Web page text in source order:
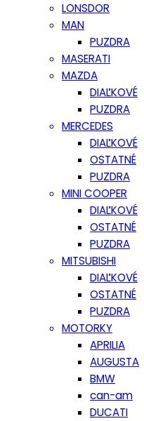
LONSDOR
MAN
PUZDRA
MASERATI
MAZDA
DIAĽKOVÉ
PUZDRA
MERCEDES
DIAĽKOVÉ
OSTATNÉ
PUZDRA
MINI COOPER
DIAĽKOVÉ
OSTATNÉ
PUZDRA
MITSUBISHI
DIAĽKOVÉ
OSTATNÉ
PUZDRA
MOTORKY
APRILIA
AUGUSTA
BMW
can-am
DUCATI